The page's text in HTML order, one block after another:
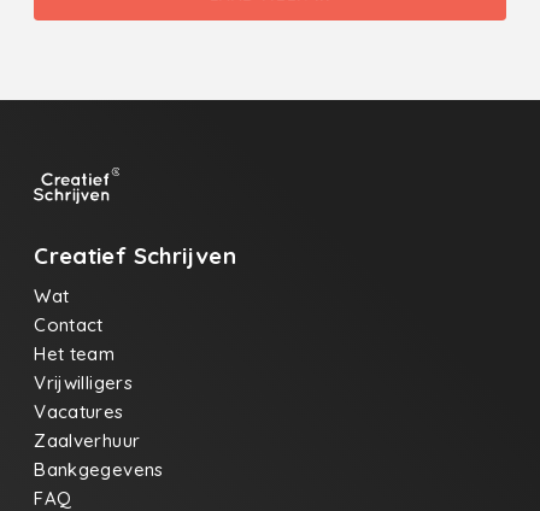
Creatief Schrijven
Wat
Contact
Het team
Vrijwilligers
Vacatures
Zaalverhuur
Bankgegevens
FAQ